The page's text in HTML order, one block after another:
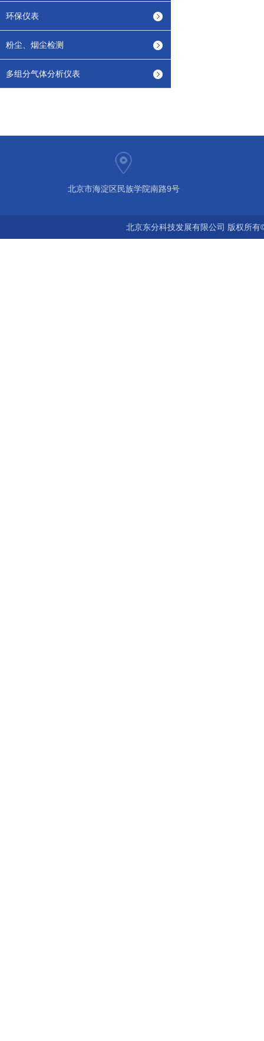
环保仪表
粉尘、烟尘检测
多组分气体分析仪表
北京市海淀区民族学院南路9号
北京东分科技发展有限公司 版权所